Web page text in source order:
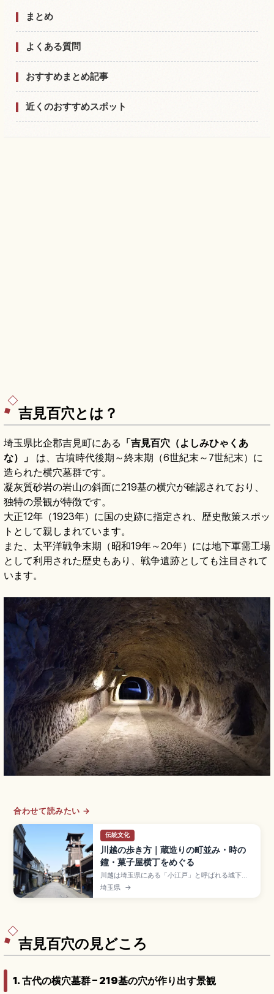
まとめ
よくある質問
おすすめまとめ記事
近くのおすすめスポット
吉見百穴とは？
埼玉県比企郡吉見町にある 「吉見百穴（よしみひゃくあ
な）」
は、古墳時代後期～終末期（6世紀末～7世紀末）に
造られた横穴墓群です。
凝灰質砂岩の岩山の斜面に219基の横穴が確認されており、
独特の景観が特徴です。
大正12年（1923年）に国の史跡に指定され、歴史散策スポッ
トとして親しまれています。
また、太平洋戦争末期（昭和19年～20年）には地下軍需工場
として利用された歴史もあり、戦争遺跡としても注目されて
います。
合わせて読みたい →
伝統文化
川越の歩き方｜蔵造りの町並み・時の
鐘・菓子屋横丁をめぐる
川越は埼玉県にある「小江戸」と呼ばれる城下町
で、江戸時代の蔵造り建築が約400m続く一番街
商店街が見どころです。1999年に国の重要伝統的
埼玉県 →
吉見百穴の見どころ
1. 古代の横穴墓群 – 219基の穴が作り出す景観